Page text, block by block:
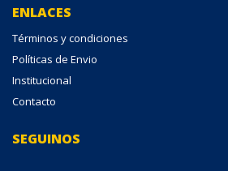
ENLACES
Términos y condiciones
Políticas de Envio
Institucional
Contacto
SEGUINOS